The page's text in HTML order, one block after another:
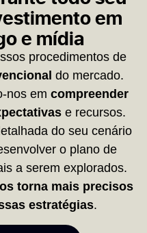
em
e mídia
procedimentos de
do mercado.
nos em compreender
e recursos.
do seu cenário
o plano de
a serem explorados.
torna mais precisos
estratégias.